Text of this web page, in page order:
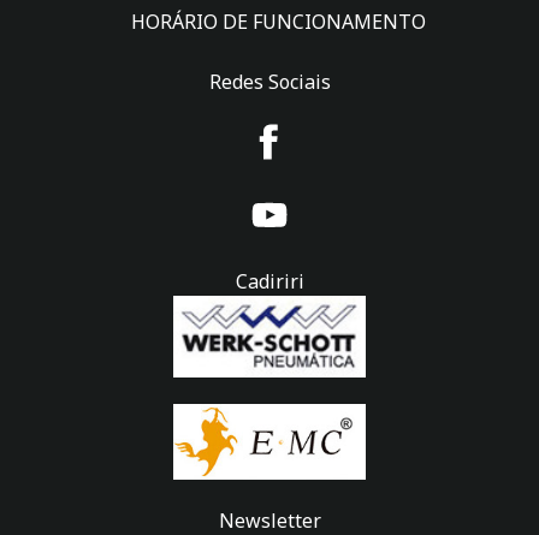
HORÁRIO DE FUNCIONAMENTO
Redes Sociais
Cadiriri
Newsletter